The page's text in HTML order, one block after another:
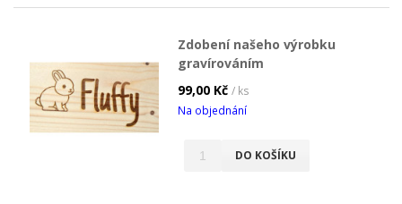
Zdobení našeho výrobku
gravírováním
99,00 Kč / ks
Na objednání
DO KOŠÍKU